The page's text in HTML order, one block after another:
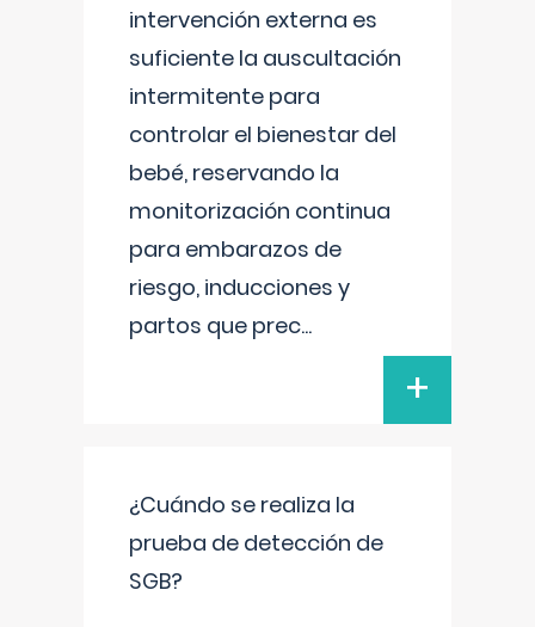
intervención externa es
suficiente la auscultación
intermitente para
controlar el bienestar del
bebé, reservando la
monitorización continua
para embarazos de
riesgo, inducciones y
partos que prec...
+
¿Cuándo se realiza la
prueba de detección de
SGB?